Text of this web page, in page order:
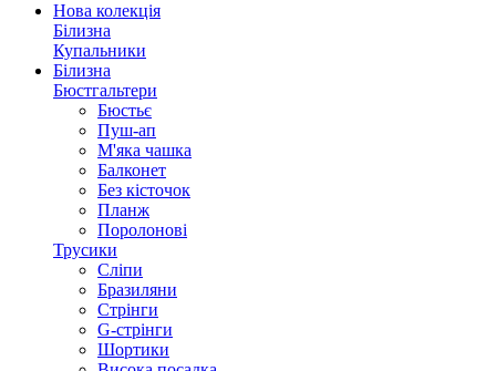
Нова колекція
Білизна
Купальники
Білизна
Бюстгальтери
Бюстьє
Пуш-ап
М'яка чашка
Балконет
Без кісточок
Планж
Поролонові
Трусики
Сліпи
Бразиляни
Стрінги
G-стрінги
Шортики